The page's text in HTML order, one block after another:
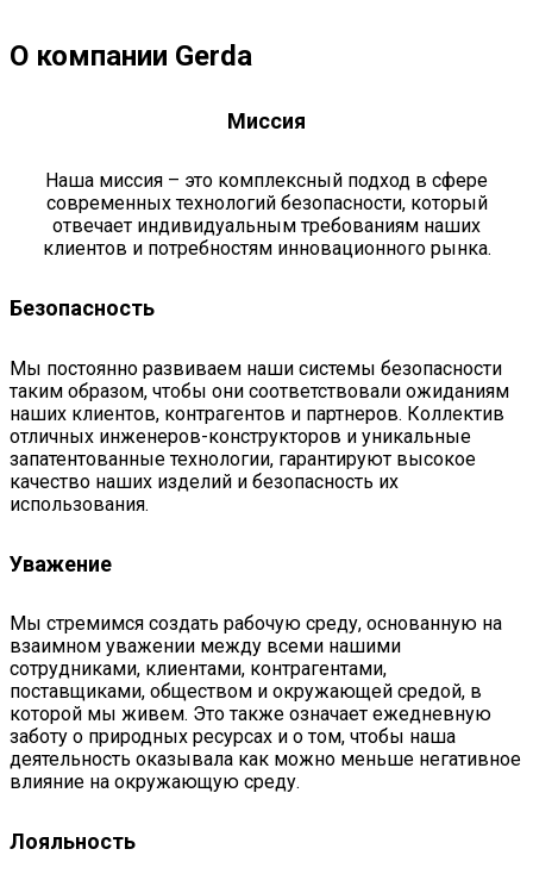
О компании Gerda
Миссия
Наша миссия – это комплексный подход в сфере
современных технологий безопасности, который
отвечает индивидуальным требованиям наших
клиентов и потребностям инновационного рынка.
Безопасность
Мы постоянно развиваем наши системы безопасности
таким образом, чтобы они соответствовали ожиданиям
наших клиентов, контрагентов и партнеров. Коллектив
отличных инженеров-конструкторов и уникальные
запатентованные технологии, гарантируют высокое
качество наших изделий и безопасность их
использования.
Уважение
Мы стремимся создать рабочую среду, основанную на
взаимном уважении между всеми нашими
сотрудниками, клиентами, контрагентами,
поставщиками, обществом и окружающей средой, в
которой мы живем. Это также означает ежедневную
заботу о природных ресурсах и о том, чтобы наша
деятельность оказывала как можно меньше негативное
влияние на окружающую среду.
Лояльность